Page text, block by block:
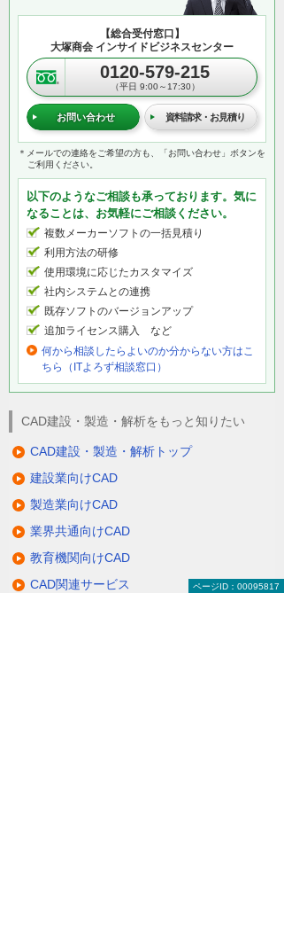
【総合受付窓口】
大塚商会 インサイドビジネスセンター
0120-579-215
（平日 9:00～17:30）
お問い合わせ 資料請求・お見積り
＊メールでの連絡をご希望の方も、「お問い合わせ」ボタンを
ご利用ください。
以下のようなご相談も承っております。気に
なることは、お気軽にご相談ください。
複数メーカーソフトの一括見積り
利用方法の研修
使用環境に応じたカスタマイズ
社内システムとの連携
既存ソフトのバージョンアップ
追加ライセンス購入 など
何から相談したらよいのか分からない方はこ
ちら（ITよろず相談窓口）
CAD建設・製造・解析をもっと知りたい
CAD建設・製造・解析トップ
建設業向けCAD
製造業向けCAD
業界共通向けCAD
教育機関向けCAD
CAD関連サービス
ページID：00095817